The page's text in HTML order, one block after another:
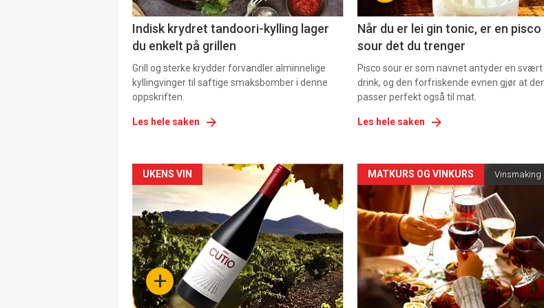
Indisk krydret tandoori-kylling lager
du enkelt på grillen
Grill og sterke krydder forvandler alminnelige
kyllingvinger til saftige smaksbomber i denne
oppskriften.
Les hele saken
Når du er lei gin tonic, er en pisco
sour det du trenger
Pisco sour er som navnet antyder en
drink, og den forfriskende evnen gjør at
passer perfekt også til mat.
Les hele saken
Forsiden
akkurat
nå
-
4 +
UKENS VIN
Forsiden
akkurat
nå
-
5
MATKURS OG VINKURS Vinsmaking